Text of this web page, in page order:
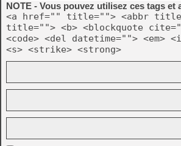
NOTE - Vous pouvez utilisez ces tags et
<a href="" title=""> <abbr
title=""> <b> <blockquote
<code> <del datetime=""> <em>
<s> <strike> <strong>